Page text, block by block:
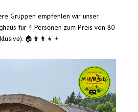
Gruppen empfehlen wir unser
für 4 Personen zum Preis von 80
🏠👨‍👩‍👧‍👦